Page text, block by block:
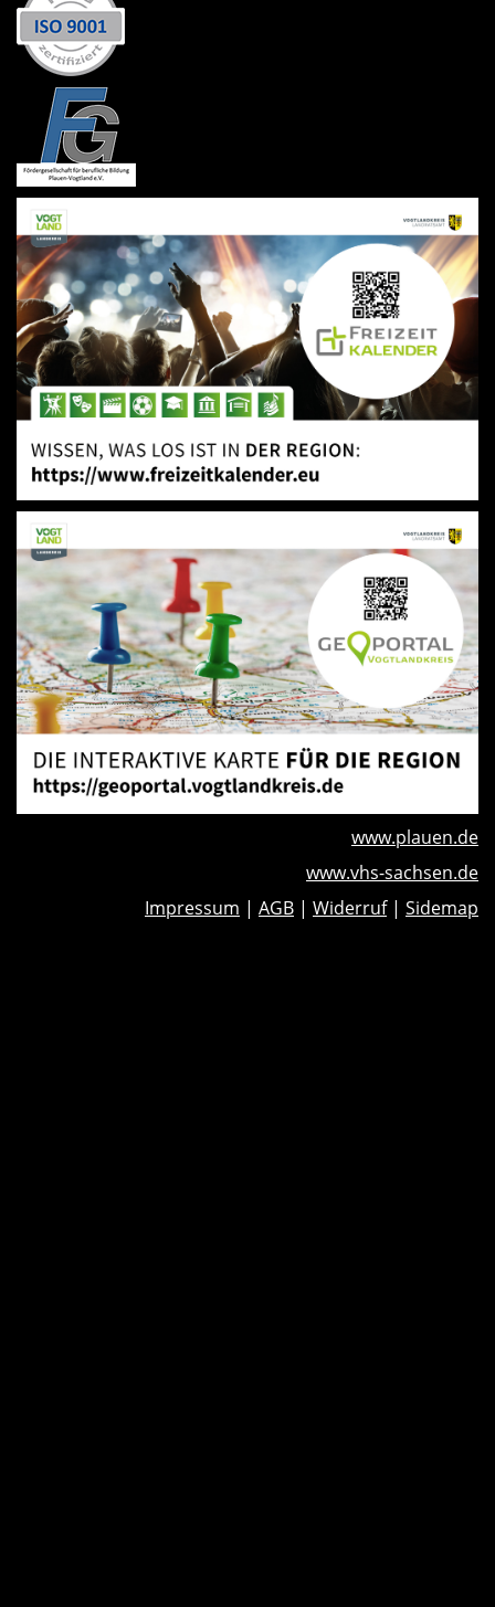
www.plauen.de
www.vhs-sachsen.de
Impressum | AGB | Widerruf| Sidemap